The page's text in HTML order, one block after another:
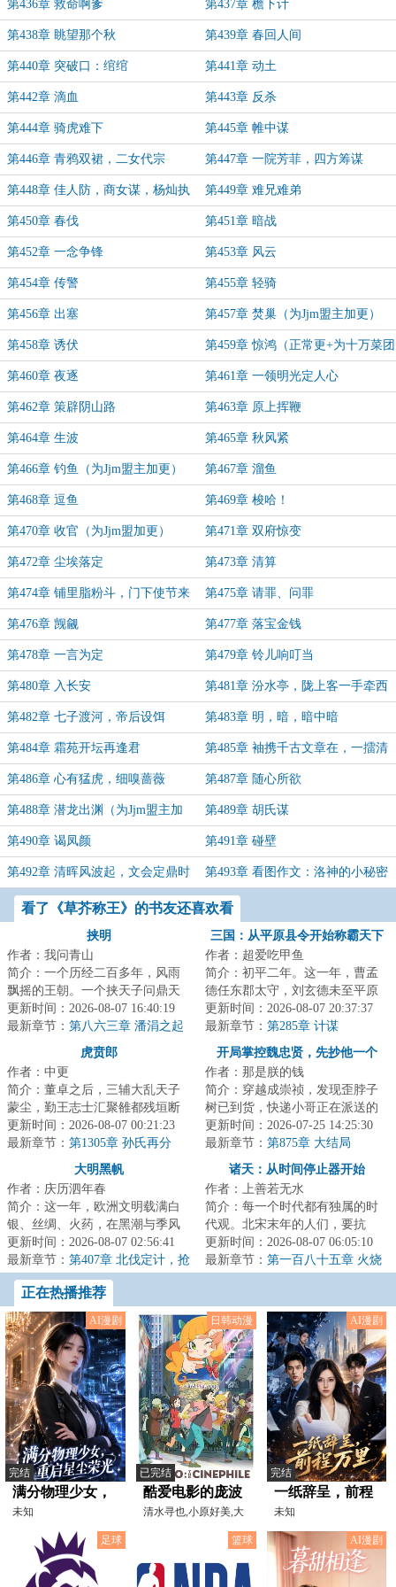
第436章 救命啊爹 第437章 檐下计
第438章 眺望那个秋 第439章 春回人间
第440章 突破口：绾绾 第441章 动土
第442章 滴血 第443章 反杀
第444章 骑虎难下 第445章 帷中谋
第446章 青鸦双裙，二女代宗 第447章 一院芳菲，四方筹谋
第448章 佳人防，商女谋，杨灿执
棋
第449章 难兄难弟
第450章 春伐 第451章 暗战
第452章 一念争锋 第453章 风云
第454章 传警 第455章 轻骑
第456章 出塞 第457章 焚巢（为Jjm盟主加更）
第458章 诱伏 第459章 惊鸿（正常更+为十万菜团
盟主加更）
第460章 夜逐 第461章 一领明光定人心
第462章 策辟阴山路 第463章 原上挥鞭
第464章 生波 第465章 秋风紧
第466章 钓鱼（为Jjm盟主加更） 第467章 溜鱼
第468章 逗鱼 第469章 梭哈！
第470章 收官（为Jjm盟加更） 第471章 双府惊变
第472章 尘埃落定 第473章 清算
第474章 铺里脂粉斗，门下使节来 第475章 请罪、问罪
第476章 觊觎 第477章 落宝金钱
第478章 一言为定 第479章 铃儿响叮当
第480章 入长安 第481章 汾水亭，陇上客一手牵西
东
第482章 七子渡河，帝后设饵 第483章 明，暗，暗中暗
第484章 霜苑开坛再逢君 第485章 袖携千古文章在，一擂清
晖任剪裁（为Jjm盟加更）
第486章 心有猛虎，细嗅蔷薇 第487章 随心所欲
第488章 潜龙出渊（为Jjm盟主加
更）
第489章 胡氏谋
第490章 谒凤颜 第491章 碰壁
第492章 清晖风波起，文会定鼎时 第493章 看图作文：洛神的小秘密
看了《草芥称王》的书友还喜欢看
挟明
作者：我问青山
简介：一个历经二百多年，风雨
飘摇的王朝。一个挟天子问鼎天
下的枭雄。清兵入关，乱我中
华。明末乱局如何...
更新时间：2026-08-07 16:40:19
最新章节： 第八六三章 潘涓之起
三国：从平原县令开始称霸天下
作者：超爱吃甲鱼
简介：初平二年。这一年，曹孟
德任东郡太守，刘玄德未至平原
县，孙仲谋犹在江都。此间乱世
群雄逐鹿，却无...
更新时间：2026-08-07 20:37:37
最新章节： 第285章 计谋
虎贲郎
作者：中更
简介：董卓之后，三辅大乱天子
蒙尘，勤王志士汇聚雒都残垣断
壁之中，肉食者鄙拔剑四顾，国
贼凶狠十倍于胡...
更新时间：2026-08-07 00:21:23
最新章节： 第1305章 孙氏再分
开局掌控魏忠贤，先抄他一个
亿！
作者：那是朕的钱
简介：穿越成崇祯，发现歪脖子
树已到货，快递小哥正在派送的
路上。怎么办？在线等，挺急
的！【大明集团破...
更新时间：2026-07-25 14:25:30
最新章节： 第875章 大结局
大明黑帆
作者：庆历泗年春
简介：这一年，欧洲文明载满白
银、丝绸、火药，在黑潮与季风
间激情碰撞。这一年，经历萨尔
浒惨败的大明，...
更新时间：2026-08-07 02:56:41
最新章节： 第407章 北伐定计，抢
占天津
诸天：从时间停止器开始
作者：上善若无水
简介：每一个时代都有独属的时
代观。北宋末年的人们，要抗
金。明朝末年的人们，要抗清。
晋朝末年的人们，...
更新时间：2026-08-07 06:05:10
最新章节： 第一百八十五章 火烧
正在热播推荐
AI漫剧
完结
满分物理少女，
重启星尘荣光
未知
日韩动漫
已完结
酷爱电影的庞波
小姐
清水寻也,小原好美,大
谷凜香,加隈亚衣,大塚
AI漫剧
完结
一纸辞呈，前程
万里
未知
足球 篮球 AI漫剧